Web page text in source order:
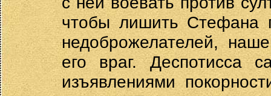
чтобы лишить Стефана
недоброжелателей,
его враг. Деспотисса
изъявлениями